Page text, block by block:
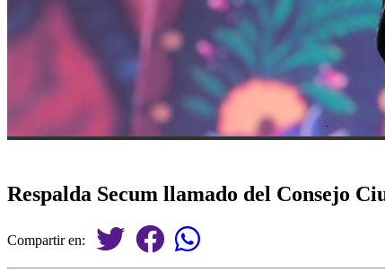
Respalda Secum llamado del Consejo
Compartir en: